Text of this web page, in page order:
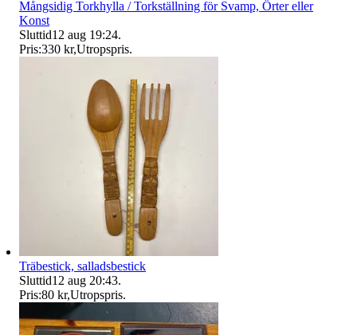
Mångsidig Torkhylla / Torkställning för Svamp, Örter eller
Konst
Sluttid12 aug 19:24.
Pris:330 kr,Utropspris.
Träbestick, salladsbestick
Sluttid12 aug 20:43.
Pris:80 kr,Utropspris.